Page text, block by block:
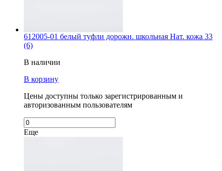
612005-01 белый туфли дорожн. школьная Нат. кожа 33
(6)
В наличии
В корзину
Цены доступны только зарегистрированным и
авторизованным пользователям
Еще